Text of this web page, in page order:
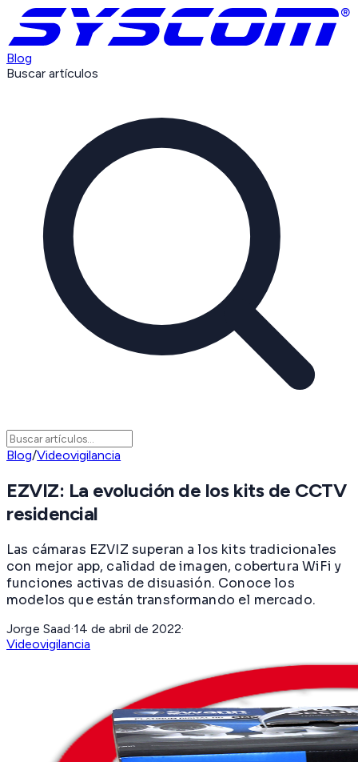
Blog
Buscar artículos
Blog/Videovigilancia
EZVIZ: La evolución de los kits de CCTV
residencial
Las cámaras EZVIZ superan a los kits tradicionales
con mejor app, calidad de imagen, cobertura WiFi y
funciones activas de disuasión. Conoce los
modelos que están transformando el mercado.
Jorge Saad·14 de abril de 2022·
Videovigilancia